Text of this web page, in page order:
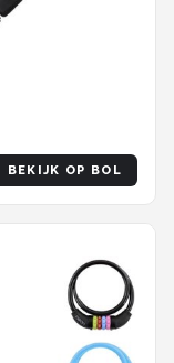
BEKIJK OP BOL